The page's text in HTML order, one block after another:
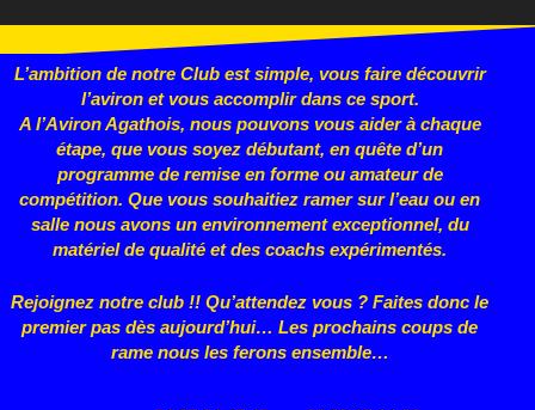
L’ambition de notre Club est simple, vous faire découvrir
l’aviron et vous accomplir dans ce sport.
A l’Aviron Agathois, nous pouvons vous aider à chaque
étape, que vous soyez débutant, en quête d’un
programme de remise en forme ou amateur de
compétition. Que vous souhaitiez ramer sur l’eau ou en
salle nous avons un environnement exceptionnel, du
matériel de qualité et des coachs expérimentés.
Rejoignez notre club !! Qu’attendez vous ? Faites donc le
premier pas dès aujourd’hui… Les prochains coups de
rame nous les ferons ensemble…